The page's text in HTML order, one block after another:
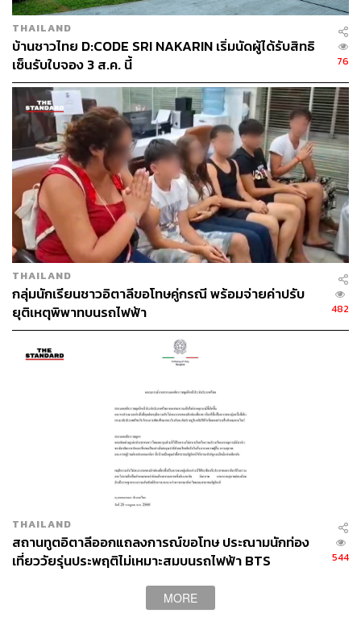
THAILAND
บ้านชาวไทย D:CODE SRI NAKARIN เริ่มนัดผู้ได้รับสิทธิ
เซ็นรับใบจอง 3 ส.ค. นี้
76
THAILAND
กลุ่มนักเรียนชาวอิตาลีขอโทษคู่กรณี พร้อมจ่ายค่าปรับ
ยุติเหตุพิพาทบนรถไฟฟ้า
482
THAILAND
สถานทูตอิตาลีออกแถลงการณ์ขอโทษ ประณามนักท่อง
เที่ยววัยรุ่นประพฤติไม่เหมาะสมบนรถไฟฟ้า BTS
544
MORE